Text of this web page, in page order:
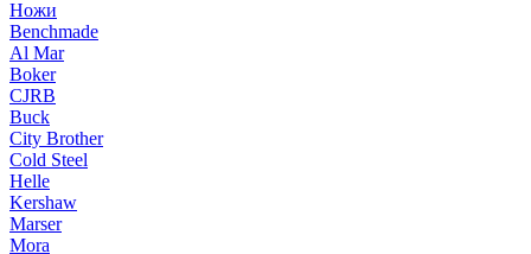
Ножи
Benchmade
Al Mar
Boker
CJRB
Buck
City Brother
Cold Steel
Helle
Kershaw
Marser
Mora